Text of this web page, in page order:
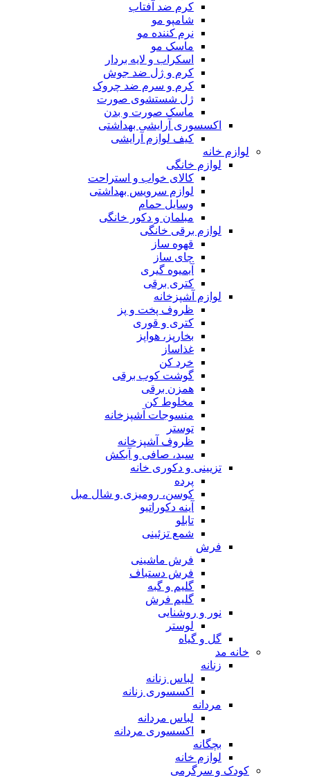
کرم ضد آفتاب
شامپو مو
نرم کننده مو
ماسک مو
اسکراب و لایه بردار
کرم و ژل ضد جوش
کرم و سرم ضد چروک
ژل شستشوی صورت
ماسک صورت و بدن
اکسسوری آرایشی بهداشتی
کیف لوازم آرایشی
لوازم خانه
لوازم خانگی
کالای خواب و استراحت
لوازم سرویس بهداشتی
وسایل حمام
مبلمان و دکور خانگی
لوازم برقی خانگی
قهوه ساز
چای ساز
آبمیوه گیری
کتری برقی
لوازم آشپزخانه
ظروف پخت و پز
کتری و قوری
بخارپز، هواپز
غذاساز
خرد کن
گوشت کوب برقی
همزن برقی
مخلوط کن
منسوجات آشپزخانه
توستر
ظروف آشپزخانه
سبد، صافی و آبکش
تزیینی و دکوری خانه
پرده
کوسن، رومیزی و شال مبل
آینه دکوراتیو
تابلو
شمع تزئینی
فرش
فرش ماشینی
فرش دستباف
گلیم و گبه
گلیم فرش
نور و روشنایی
لوستر
گل و گیاه
خانه مد
زنانه
لباس زنانه
اکسسوری زنانه
مردانه
لباس مردانه
اکسسوری مردانه
بچگانه
لوازم خانه
کودک و سرگرمی